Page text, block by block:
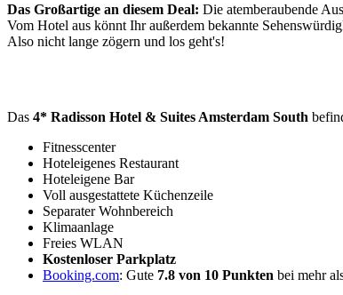
Das Großartige an diesem Deal: Die atemberaubende
Vom Hotel aus könnt Ihr außerdem bekannte
Also nicht lange zögern und los geht's!
Das 4* Radisson Hotel & Suites Amsterdam South
Fitnesscenter
Hoteleigenes Restaurant
Hoteleigene Bar
Voll ausgestattete Küchenzeile
Separater Wohnbereich
Klimaanlage
Freies WLAN
Kostenloser Parkplatz
Booking.com: Gute 7.8 von 10 Punkten bei mehr